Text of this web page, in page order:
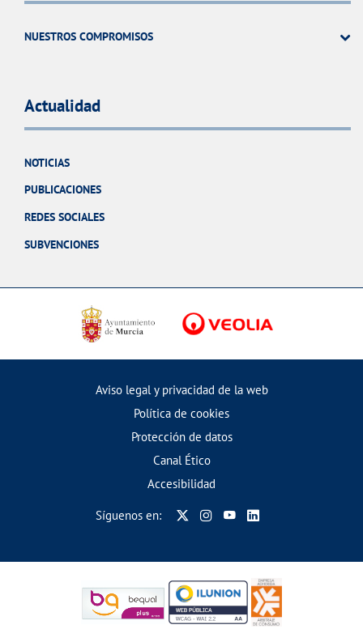
NUESTROS COMPROMISOS
Actualidad
NOTICIAS
PUBLICACIONES
REDES SOCIALES
SUBVENCIONES
Aviso legal y privacidad de la web
Política de cookies
Protección de datos
Canal Ético
Accesibilidad
Síguenos en: